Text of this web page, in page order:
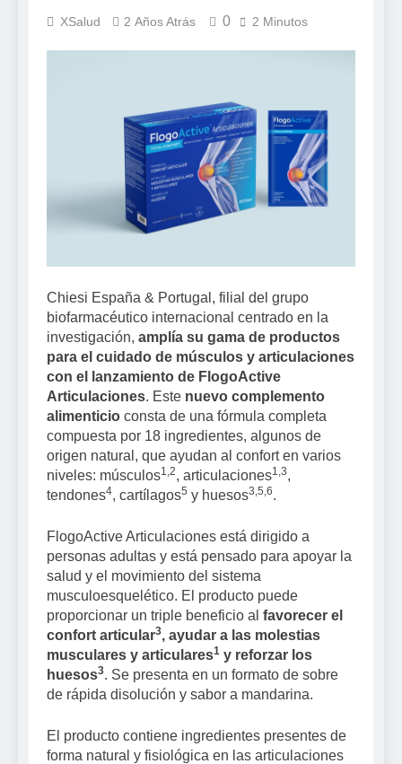
XSalud 2 Años Atrás 0 2 Minutos
Chiesi España & Portugal, filial del grupo
biofarmacéutico internacional centrado en la
investigación, amplía su gama de productos
para el cuidado de músculos y articulaciones
con el lanzamiento de FlogoActive
Articulaciones. Este nuevo complemento
alimenticio consta de una fórmula completa
compuesta por 18 ingredientes, algunos de
origen natural, que ayudan al confort en varios
niveles: músculos1,2, articulaciones1,3,
tendones4, cartílagos5 y huesos3,5,6.
FlogoActive Articulaciones está dirigido a
personas adultas y está pensado para apoyar la
salud y el movimiento del sistema
musculoesquelético. El producto puede
proporcionar un triple beneficio al favorecer el
confort articular3, ayudar a las molestias
musculares y articulares1 y reforzar los
huesos3. Se presenta en un formato de sobre
de rápida disolución y sabor a mandarina.
El producto contiene ingredientes presentes de
forma natural y fisiológica en las articulaciones